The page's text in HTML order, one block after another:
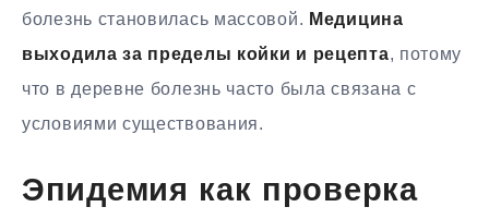
болезнь становилась массовой. Медицина
выходила за пределы койки и рецепта, потому
что в деревне болезнь часто была связана с
условиями существования.
Эпидемия как проверка